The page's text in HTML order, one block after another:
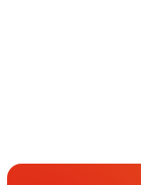
Get in